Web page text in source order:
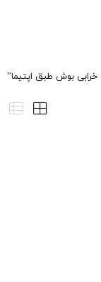
بوش طبق اپتیما”